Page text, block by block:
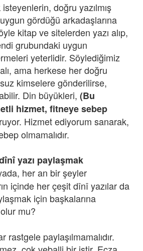
doğru yazılmış
gördüğü arkadaşlarına
kitap ve sitelerden yazı alıp,
grubundaki uygun
yeterlidir. Söylediğimiz
ama herkese her doğru
kimselere gönderilirse,
Din büyükleri, (Bu
hizmet, fitneye sebep
Hizmet ediyorum sanarak,
olmamalıdır.
yazı paylaşmak
her an bir şeyler
içinde her çeşit dînî yazılar da
için başkalarına
mu?
rastgele paylaşılmamalıdır.